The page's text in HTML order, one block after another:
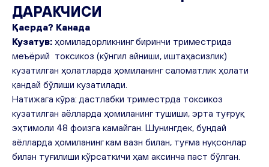
ДАРАКЧИСИ
Қаерда? Канада
Кузатув: ҳомиладорликнинг биринчи триместрида
меъёрий токсикоз (кўнгил айниши, иштаҳасизлик)
кузатилган ҳолатларда ҳомиланинг саломатлик ҳолати
қандай бўлиши кузатилади.
Натижага кўра: дастлабки триместрда токсикоз
кузатилган аёлларда ҳомиланинг тушиши, эрта туғруқ
эҳтимоли 48 фоизга камайган. Шунингдек, бундай
аёлларда ҳомиланинг кам вазн билан, туғма нуқсонлар
билан туғилиши кўрсаткичи ҳам аксинча паст бўлган.